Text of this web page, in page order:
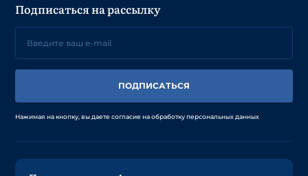
Подписаться на рассылку
ПОДПИСАТЬСЯ
Нажимая на кнопку, вы даете согласие на обработку персональных данных